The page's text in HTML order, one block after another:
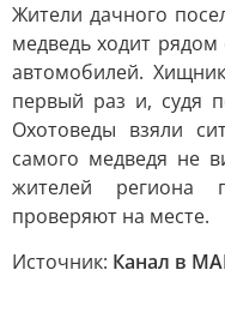
Жители дачного
медведь ходит
автомобилей.
первый раз и, судя
Охотоведы взяли
самого медведя не
жителей региона
проверяют на месте.
Источник: Канал в